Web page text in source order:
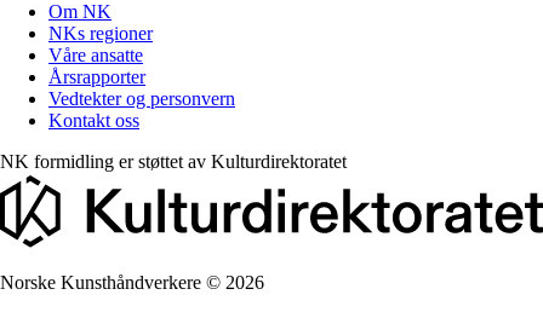
Om NK
NKs regioner
Våre ansatte
Årsrapporter
Vedtekter og personvern
Kontakt oss
NK formidling er støttet av Kulturdirektoratet
Norske Kunsthåndverkere © 2026